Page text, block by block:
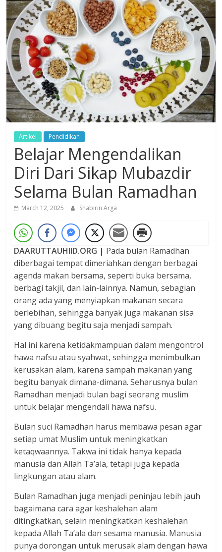
Dzikir,
Fikir,
Ikhtiar
Artikel Pendidikan
Belajar Mengendalikan
Diri Dari Sikap Mubazdir
Selama Bulan Ramadhan
March 12, 2025 Shabirin Arga
DAARUTTAUHIID.ORG | Pada bulan Ramadhan
diberbagai tempat dimeriahkan dengan berbagai
agenda makan bersama, seperti buka bersama,
berbagi takjil, dan lain-lainnya. Namun, sebagian
orang ada yang menyiapkan makanan secara
berlebihan, sehingga banyak juga makanan sisa
yang dibuang begitu saja menjadi sampah.
Hal ini karena ketidakmampuan dalam mengontrol
hawa nafsu atau syahwat, sehingga menimbulkan
kerusakan alam, karena sampah makanan yang
begitu banyak dimana-dimana. Seharusnya bulan
Ramadhan menjadi bulan bagi seorang muslim
untuk belajar mengendali hawa nafsu.
Bulan suci Ramadhan harus membawa pesan agar
setiap umat Muslim untuk meningkatkan
ketaqwaannya. Takwa ini tidak hanya kepada
manusia dan Allah Ta’ala, tetapi juga kepada
lingkungan atau alam.
Bulan Ramadhan juga menjadi peninjau lebih jauh
bagaimana cara agar keshalehan alam
ditingkatkan, selain meningkatkan keshalehan
kepada Allah Ta’ala dan sesama manusia. Manusia
punya dorongan untuk merusak alam dengan hawa